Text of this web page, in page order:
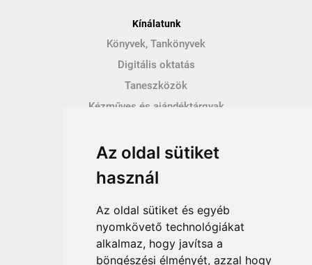
Az oldal sütiket
használ
Az oldal sütiket és egyéb
nyomkövető technológiákat
alkalmaz, hogy javítsa a
böngészési élményét, azzal hogy
Kínálatunk
Könyvek, Tankönyvek
Digitális oktatás
Taneszközök
Kézműves és ajándéktárgyak
Így vásárolhatsz
Vásárlás menete
Vásárlási feltételek
Fizetési feltételek
Szállítási feltételek